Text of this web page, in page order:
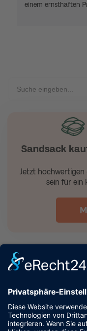
einem ernsthaften
Sandsack
Jetzt
sein für ein
Gewebesäcke
PP Gewebesäcke
Ballastsäcke